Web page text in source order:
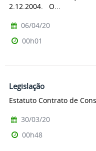
2.12.2004. O...
06/04/20
00h01
Legislação
Estatuto Contrato de
30/03/20
00h48